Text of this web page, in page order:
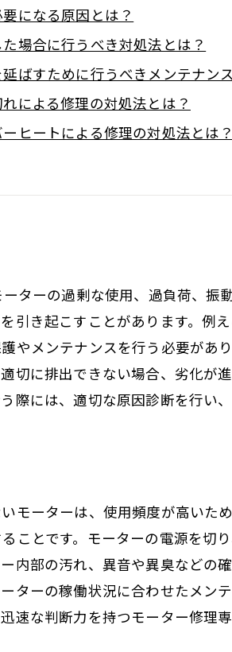
になる原因とは？
場合に行うべき対処法とは？
ばすために行うべきメンテナン
による修理の対処法とは？
ヒートによる修理の対処法とは？
ターの過剰な使用、過負荷、
引き起こすことがあります。例
やメンテナンスを行う必要があ
切に排出できない場合、劣化が
には、適切な原因診断を行い
モーターは、使用頻度が高いた
ことです。モーターの電源を切
内部の汚れ、異音や異臭などの
ターの稼働状況に合わせたメン
な判断力を持つモーター修理